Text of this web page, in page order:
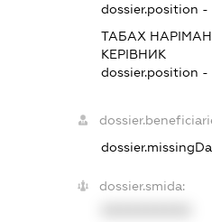
dossier.position -
ТАБАХ
КЕРІВНИК
dossier.position -
dossier.smida: